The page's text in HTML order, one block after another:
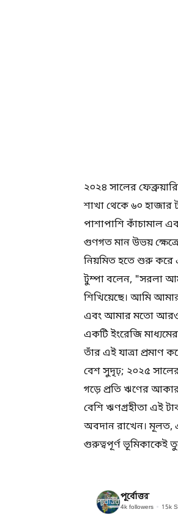
২০২৪ সালের
শাখা থেকে ৬০ হাজার
পাশাপাশি কাঁচামাল
গুণগত মান উভয়
নিয়মিত হতে শুরু করে
টুম্পা বলেন, "সরলা
শিখিয়েছে। আমি
এবং আমার মতো আরও
একটি ইংরেজি
তাঁর এই যাত্রা প্রমাণ
বেশ সুদৃঢ়; ২০২৫
গড়ে প্রতি ঋণের
বেশি ঋণগ্রহীতা এই
অবদান রাখেন। মূলত,
গুরুত্বপূর্ণ ভূমিকাকেই
পূর্বোত্তর
4k followers 15k